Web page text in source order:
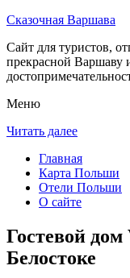
Сказочная Варшава
Сайт для туристов,
прекрасной Варшаву
Меню
Читать далее
Главная
Карта Польши
Отели Польши
О сайте
Гостевой
Белостоке